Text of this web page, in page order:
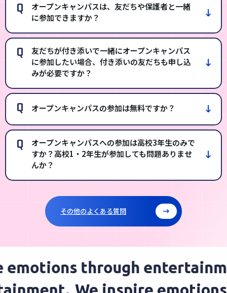
Q
オープンキャンパスは、友だちや保護者と一緒
に参加できますか？
Q
友だちが付き添いで一緒にオープンキャンパス
に参加したい場合、付き添いの友だちも申し込
みが必要ですか？
Q オープンキャンパスの参加は無料ですか？
Q
オープンキャンパスへの参加は高校3年生のみで
すか？高校1・2年生が参加しても問題ありませ
んか？
その他のよくある質問
through